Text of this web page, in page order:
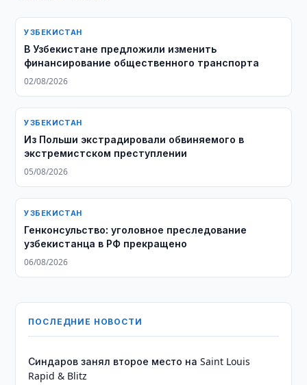
УЗБЕКИСТАН
В Узбекистане предложили изменить
финансирование общественного транспорта
02/08/2026
УЗБЕКИСТАН
Из Польши экстрадировали обвиняемого в
экстремистском преступлении
05/08/2026
УЗБЕКИСТАН
Генконсульство: уголовное преследование
узбекистанца в РФ прекращено
06/08/2026
ПОСЛЕДНИЕ НОВОСТИ
Синдаров занял второе место на Saint Louis
Rapid & Blitz